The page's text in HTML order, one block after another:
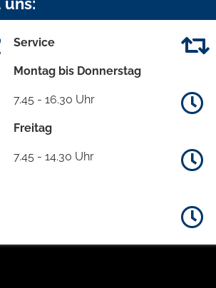
uns:
Service
Montag bis Donnerstag
7.45 - 16.30 Uhr
Freitag
7.45 - 14.30 Uhr